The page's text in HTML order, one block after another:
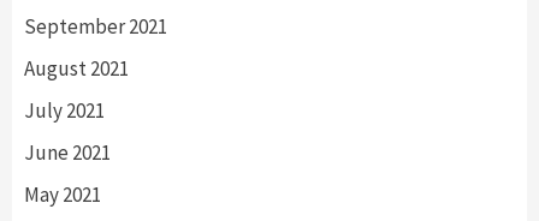
September 2021
August 2021
July 2021
June 2021
May 2021